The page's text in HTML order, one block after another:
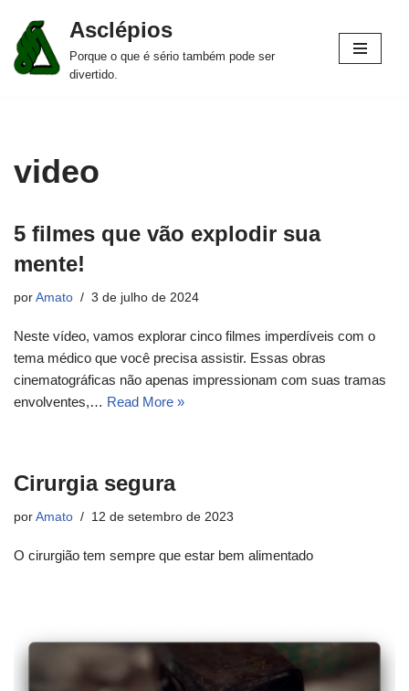
Pular
para
Asclépios
Porque o que é sério também pode ser
divertido.
video
5 filmes que vão explodir sua
mente!
por Amato 3 de julho de 2024
Neste vídeo, vamos explorar cinco filmes imperdíveis com o
tema médico que você precisa assistir. Essas obras
cinematográficas não apenas impressionam com suas tramas
envolventes,… Read More »
Cirurgia segura
por Amato 12 de setembro de 2023
O cirurgião tem sempre que estar bem alimentado